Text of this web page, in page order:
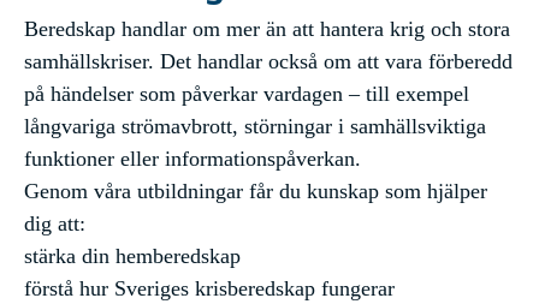
Beredskap handlar om mer än att hantera krig och stora
samhällskriser. Det handlar också om att vara förberedd
på händelser som påverkar vardagen – till exempel
långvariga strömavbrott, störningar i samhällsviktiga
funktioner eller informationspåverkan.
Genom våra utbildningar får du kunskap som hjälper
dig att:
stärka din hemberedskap
förstå hur Sveriges krisberedskap fungerar